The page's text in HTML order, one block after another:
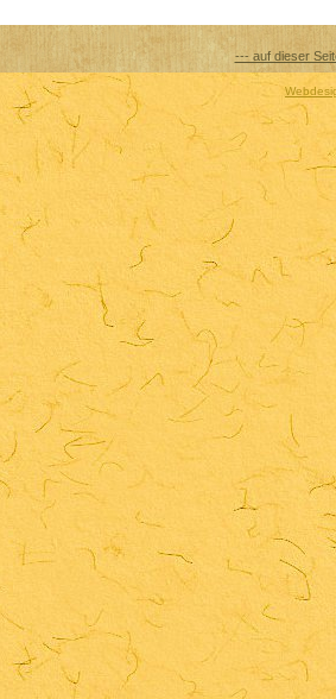
--- auf dieser